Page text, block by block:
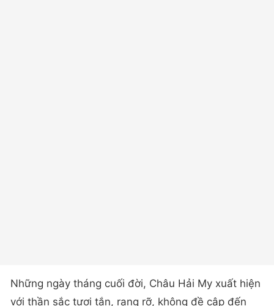
Những ngày tháng cuối đời, Châu Hải My xuất hiện
với thần sắc tươi tắn, rạng rỡ, không đề cập đến